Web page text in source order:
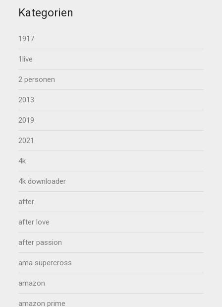
Kategorien
1917
1live
2 personen
2013
2019
2021
4k
4k downloader
after
after love
after passion
ama supercross
amazon
amazon prime